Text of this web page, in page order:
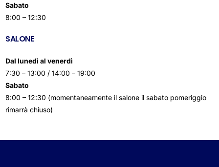
Sabato
8:00 – 12:30
SALONE
Dal lunedì al venerdì
7:30 – 13:00 / 14:00 – 19:00
Sabato
8:00 – 12:30 (momentaneamente il salone il sabato pomeriggio
rimarrà chiuso)